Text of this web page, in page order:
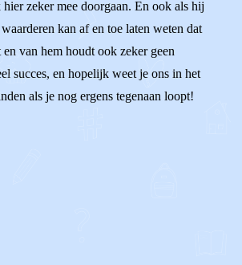
zeker mee doorgaan. En ook als hij
kan af en toe laten weten dat
en van hem houdt ook zeker geen
succes, en hopelijk weet je ons in het
als je nog ergens tegenaan loopt!